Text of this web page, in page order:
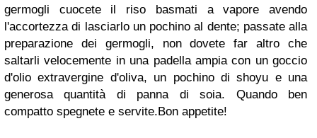
germogli cuocete il riso basmati a vapore avendo
l'accortezza di lasciarlo un pochino al dente; passate alla
preparazione dei germogli, non dovete far altro che
saltarli velocemente in una padella ampia con un goccio
d'olio extravergine d'oliva, un pochino di shoyu e una
generosa quantità di panna di soia. Quando ben
compatto spegnete e servite.Bon appetite!